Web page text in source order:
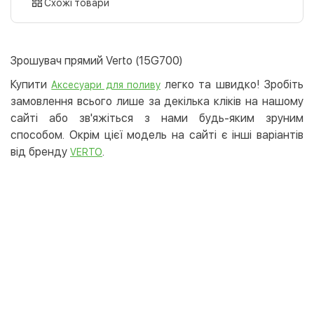
LiqPay
Apple Pay
Google Pay
Безготівковий розрахунок
Оплата на карту юр.особи
Безкоштовно
Схожі товари
Зрошувач прямий Verto (15G700)
КупитиАксесуари для поливулегко та швидко! Зробіть
замовлення всього лише за декілька кліків на нашому
сайті або зв'яжіться з нами будь-яким зруним
способом. Окрім цієї модель на сайті є інші варіантів
від бренду VERTO.